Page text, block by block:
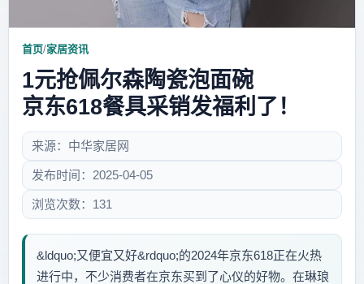
首页/家居资讯
1元抢佩尔森陶瓷泡面碗
京东618餐具采销发福利了！
来源：中华家居网
发布时间：2025-04-05
浏览次数：131
&ldquo;又便宜又好&rdquo;的2024年京东618正在火热
进行中，不少消费者在京东买到了心仪的好物。在琳琅